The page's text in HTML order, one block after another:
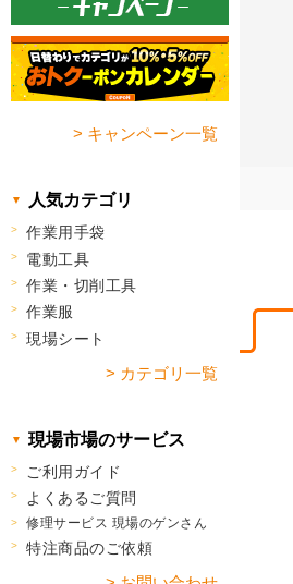
> キャンペーン一覧
人気カテゴリ
作業用手袋
電動工具
作業・切削工具
作業服
現場シート
> カテゴリ一覧
現場市場のサービス
ご利用ガイド
よくあるご質問
修理サービス 現場のゲンさん
特注商品のご依頼